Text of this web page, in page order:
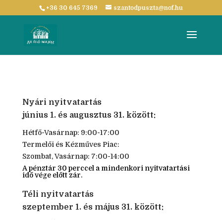
+36 30 645 7369 szantodpuszta@nof.hu
Nyári nyitvatartás
június 1. és augusztus 31. között:
Hétfő-Vasárnap: 9:00-17:00
Termelői és Kézműves Piac:
Szombat, Vasárnap: 7:00-14:00
A pénztár 30 perccel a mindenkori nyitvatartási
idő vége előtt zár.
Téli nyitvatartás
szeptember 1. és május 31. között: